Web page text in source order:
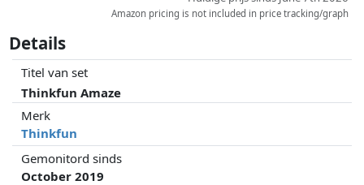
Amazon pricing is not included in price tracking/graph
Details
Titel van set
Thinkfun Amaze
Merk
Thinkfun
Gemonitord sinds
October 2019